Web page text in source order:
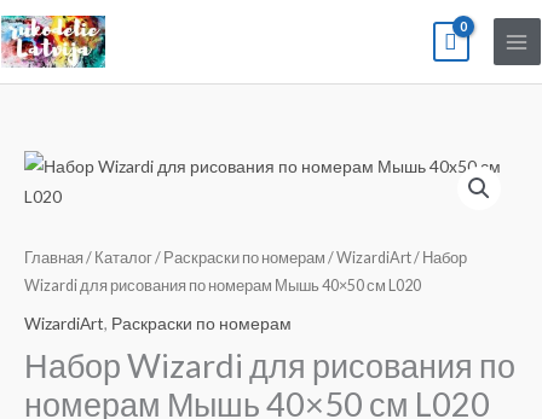
Перейти
к
содержимому
Главная / Каталог/ Раскраски по номерам /WizardiArt/ Набор
Wizardi для рисования по номерам Мышь 40×50 см L020
WizardiArt, Раскраски по номерам
Набор Wizardi для рисования по
номерам Мышь 40×50 см L020
Количество
товара
Wizardi
для
рисования
номерам
Мышь